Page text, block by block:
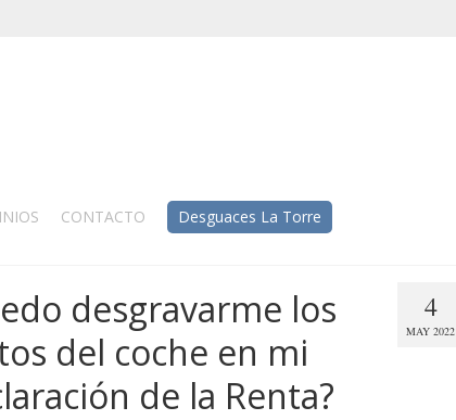
CONTACTO Desguaces La Torre
4
MAY 2022
desgravarme los
del coche en mi
de la Renta?